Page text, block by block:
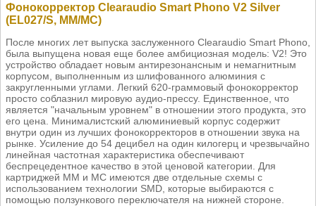
Фонокорректор Clearaudio Smart Phono V2 Silver
(EL027/S, MM/MC)
После многих лет выпуска заслуженного Clearaudio Smart Phono,
была выпущена новая еще более амбициозная модель: V2! Это
устройство обладает новым антирезонансным и немагнитным
корпусом, выполненным из шлифованного алюминия с
закругленными углами. Легкий 620-граммовый фонокорректор
просто соблазнил мировую аудио-прессу. Единственное, что
является "начальным уровнем" в отношении этого продукта, это
его цена. Минималистский алюминиевый корпус содержит
внутри один из лучших фонокорректоров в отношении звука на
рынке. Усиление до 54 децибел на один килогерц и чрезвычайно
линейная частотная характеристика обеспечивают
беспрецедентное качество в этой ценовой категории. Для
картриджей MM и MC имеются две отдельные схемы с
использованием технологии SMD, которые выбираются с
помощью ползункового переключателя на нижней стороне.